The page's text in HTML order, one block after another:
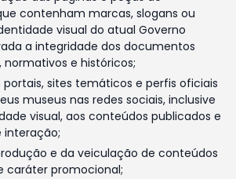
contenham marcas, slogans ou
visual do atual Governo
a integridade dos documentos
e históricos;
sites temáticos e perfis oficiais
museus nas redes sociais, inclusive
visual, aos conteúdos publicados e
interação;
e da veiculação de conteúdos
caráter promocional;